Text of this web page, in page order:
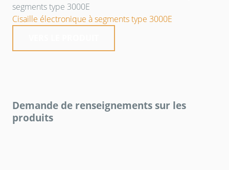
Cisaille électronique à segments type 3000E
Demande de renseignements sur les
produits